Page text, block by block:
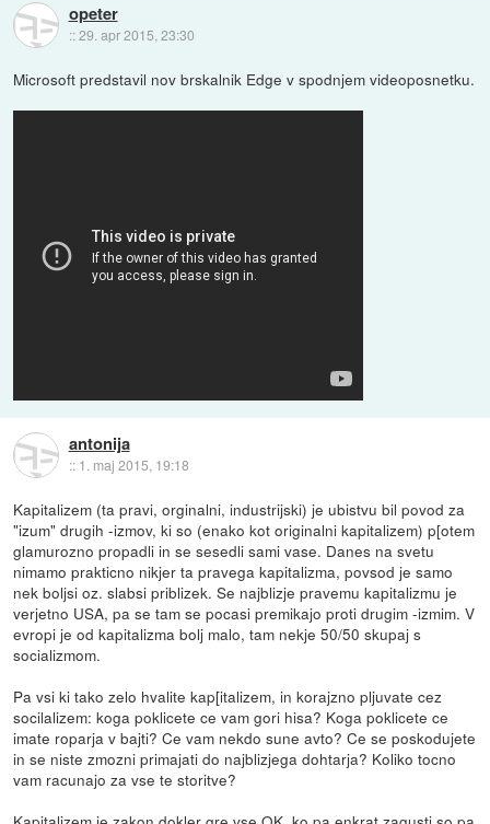
opeter
::29. apr 2015, 23:30
Microsoft predstavil nov brskalnik Edge v spodnjem videoposnetku.
antonija
:: 1. maj 2015, 19:18
Kapitalizem (ta pravi, orginalni, industrijski) je ubistvu bil povod za
"izum" drugih -izmov, ki so (enako kot originalni kapitalizem) p[otem
glamurozno propadli in se sesedli sami vase. Danes na svetu
nimamo prakticno nikjer ta pravega kapitalizma, povsod je samo
nek boljsi oz. slabsi priblizek. Se najblizje pravemu kapitalizmu je
verjetno USA, pa se tam se pocasi premikajo proti drugim -izmim. V
evropi je od kapitalizma bolj malo, tam nekje 50/50 skupaj s
socializmom.
Pa vsi ki tako zelo hvalite kap[italizem, in korajzno pljuvate cez
socilalizem: koga poklicete ce vam gori hisa? Koga poklicete ce
imate roparja v bajti? Ce vam nekdo sune avto? Ce se poskodujete
in se niste zmozni primajati do najblizjega dohtarja? Koliko tocno
vam racunajo za vse te storitve?